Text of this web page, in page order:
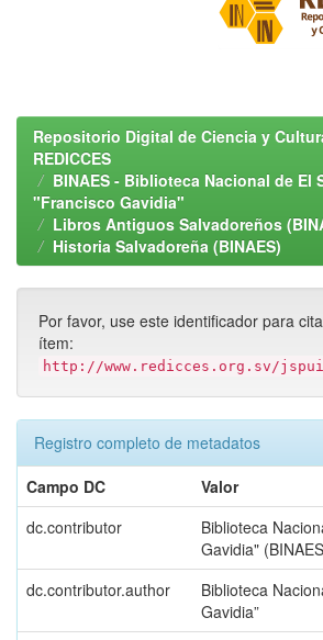
Repositorio Digital de Ciencia y
REDICCES
BINAES - Biblioteca Nacional de El
"Francisco Gavidia"
Libros Antiguos Salvadoreños
Historia Salvadoreña (BINAES)
Por favor, use este identificador para
ítem:
http://www.redicces.org.sv/
Registro completo de metadatos
Campo DC
Valor
dc.contributor
Biblioteca
Gavidia"
dc.contributor.author
Biblioteca
Gavidia”